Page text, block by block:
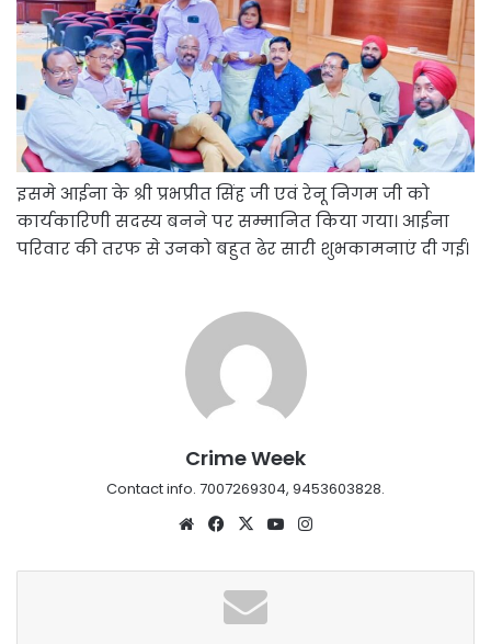
इसमे आईना के श्री प्रभप्रीत सिंह जी एवं रेनू निगम जी को
कार्यकारिणी सदस्य बनने पर सम्मानित किया गया। आईना
परिवार की तरफ से उनको बहुत ढेर सारी शुभकामनाएं दी गई।
Crime Week
Contact info. 7007269304, 9453603828.
WebsiteFacebook
X YouTube